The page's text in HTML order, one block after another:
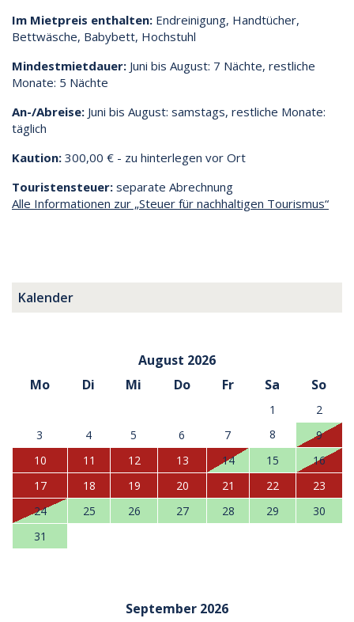
Im Mietpreis enthalten: Endreinigung, Handtücher,
Bettwäsche, Babybett, Hochstuhl
Mindestmietdauer: Juni bis August: 7 Nächte, restliche
Monate: 5 Nächte
An-/Abreise: Juni bis August: samstags, restliche Monate:
täglich
Kaution: 300,00 € - zu hinterlegen vor Ort
Touristensteuer: separate Abrechnung
Alle Informationen zur „Steuer für nachhaltigen Tourismus“
Kalender
August 2026
Mo
Di Mi Do Fr Sa So
1
2
3
4 5 6 7 8
9
10
11 12 13 14 15
16
17
18 19 20 21 22
23
24
25 26 27 28 29
30
31
September 2026